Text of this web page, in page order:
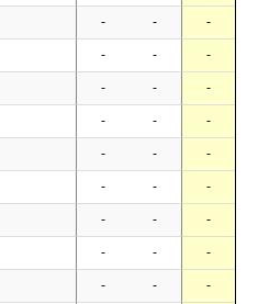
- - -
- - -
- - -
- - -
- - -
- - -
- - -
- - -
- - -